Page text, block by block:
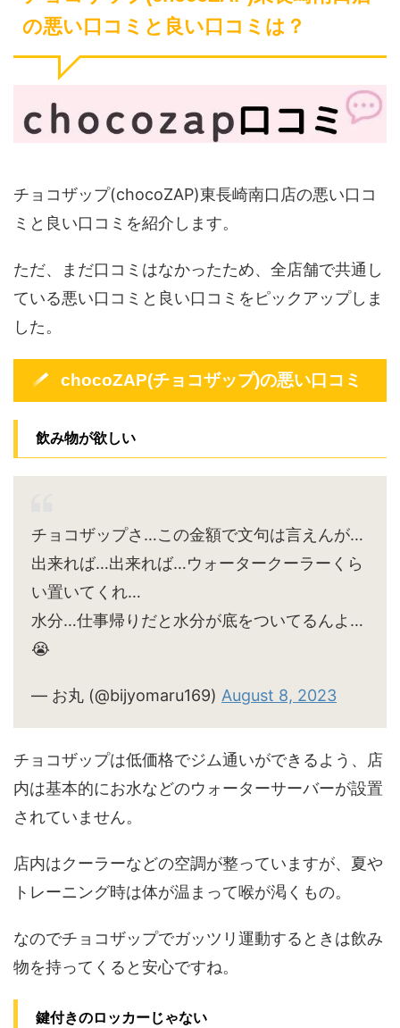
の悪い口コミと良い口コミは？
チョコザップ(chocoZAP)東長崎南口店の悪い口コ
ミと良い口コミを紹介します。
ただ、まだ口コミはなかったため、全店舗で共通し
ている悪い口コミと良い口コミをピックアップしま
した。
chocoZAP(チョコザップ)の悪い口コミ
飲み物が欲しい
チョコザップさ…この金額で文句は言えんが…
出来れば…出来れば…ウォータークーラーくら
い置いてくれ…
水分…仕事帰りだと水分が底をついてるんよ…
😭
— お丸 (@bijyomaru169) August 8, 2023
チョコザップは低価格でジム通いができるよう、店
内は基本的にお水などのウォーターサーバーが設置
されていません。
店内はクーラーなどの空調が整っていますが、夏や
トレーニング時は体が温まって喉が渇くもの。
なのでチョコザップでガッツリ運動するときは飲み
物を持ってくると安心ですね。
鍵付きのロッカーじゃない